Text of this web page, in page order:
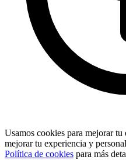
Usamos cookies para mejorar
mejorar tu experiencia y
Política de cookies para más